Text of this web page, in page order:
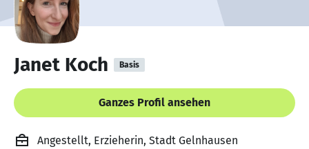
Janet Koch Basis
Ganzes Profil ansehen
Angestellt, Erzieherin, Stadt Gelnhausen